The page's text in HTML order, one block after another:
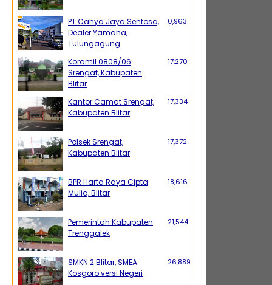
PT Cahya Jaya Sentosa,
Dealer Yamaha,
Tulungagung
0,963
Koramil 0808/06
Srengat, Kabupaten
Blitar
17,270
Kantor Camat Srengat,
Kabupaten Blitar
17,334
Polsek Srengat,
Kabupaten Blitar
17,372
BPR Harta Raya Cipta
Mulia, Blitar
18,616
Pemerintah Kabupaten
Trenggalek
21,544
SMKN 2 Blitar, SMEA
Kosgoro versi Negeri
26,889